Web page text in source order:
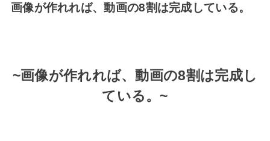
画像が作れれば、動画の8割は完成している。
~画像が作れれば、動画の8割は完成し
ている。~